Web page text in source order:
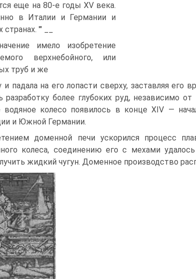
еще на 80-е годы XV века.
в Италии и Германии и
'" __
имело изобрете­ние
верхнебойного, или
труб и же­
падала на его лопа­сти сверху, заставляя его
разработку более глубоких руд, независимо
водяное колесо по­явилось в конце XIV —
и Южной Гер­мании.
доменной печи ускорился процесс
колеса, соедине­нию его с мехами
жидкий чу­гун. Доменное производство